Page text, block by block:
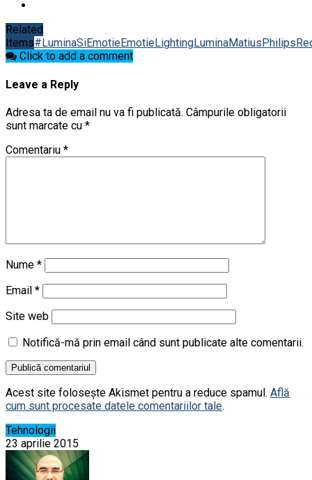
Related
Items#LuminaSiEmotieEmotieLightingLuminaMatius Philips
Click to add a comment
Leave a Reply
Adresa ta de email nu va fi publicată. Câmpurile obligatorii
sunt marcate cu *
Comentariu *
Nume *
Email *
Site web
Notifică-mă prin email când sunt publicate alte comentarii.
Acest site folosește Akismet pentru a reduce spamul. Află
cum sunt procesate datele comentariilor tale.
Tehnologii
23 aprilie 2015